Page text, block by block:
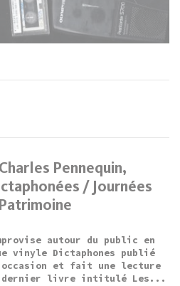
Pennequin,
/ Journées
autour du public en
vinyle Dictaphones publié
et fait une lecture
dernier livre intitulé Les...